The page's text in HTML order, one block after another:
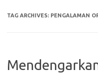
TAG ARCHIVES: PENGALAMAN